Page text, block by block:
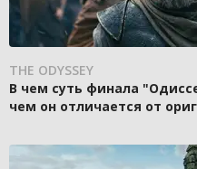
THE ODYSSEY
В чем суть финала
чем он отличается от